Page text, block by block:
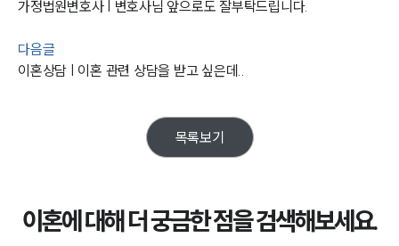
구성원 소개
소식/자료
언론보도
법률서식
뉴스레터/브로슈어
가정법원변호사 | 변호사님 앞으로도 잘부탁드립니다.
다음글
이혼상담 | 이혼 관련 상담을 받고 싶은데..
목록보기
이혼에 대해 더 궁금한 점을 검색해보세요.